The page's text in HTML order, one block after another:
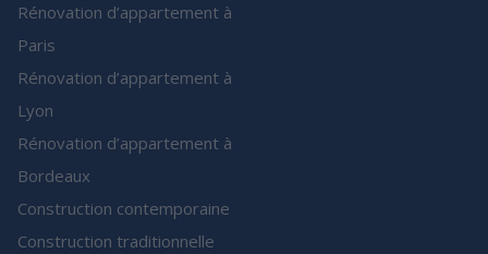
Rénovation d’appartement à
Paris
Rénovation d’appartement à
Lyon
Rénovation d’appartement à
Bordeaux
Construction contemporaine
Construction traditionnelle